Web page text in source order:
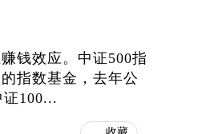
钱效应。中证500指
指数基金，去年公
100...